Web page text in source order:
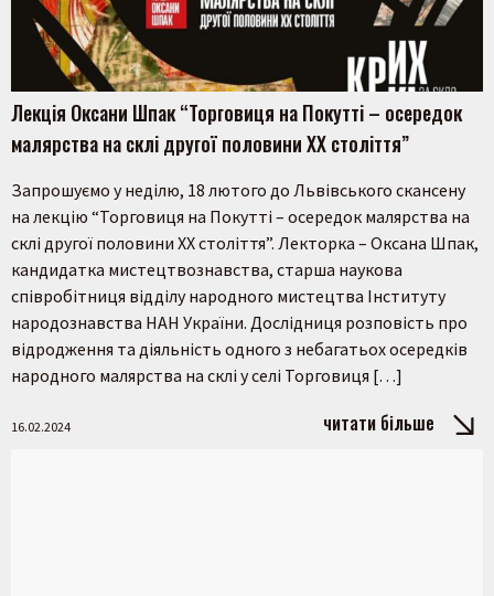
Лекція Оксани Шпак “Торговиця на Покутті – осередок
малярства на склі другої половини XX століття”
Запрошуємо у неділю, 18 лютого до Львівського скансену
на лекцію “Торговиця на Покутті – осередок малярства на
склі другої половини XX століття”. Лекторка – Оксана Шпак,
кандидатка мистецтвознавства, старша наукова
співробітниця відділу народного мистецтва Інституту
народознавства НАН України. Дослідниця розповість про
відродження та діяльність одного з небагатьох осередків
народного малярства на склі у селі Торговиця […]
16.02.2024 читати більше